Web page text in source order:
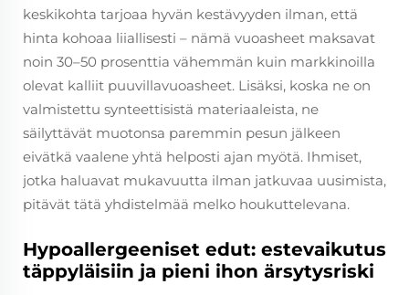
keskikohta tarjoaa hyvän kestävyyden ilman, että
hinta kohoaa liiallisesti – nämä vuoasheet maksavat
noin 30–50 prosenttia vähemmän kuin markkinoilla
olevat kalliit puuvillavuoasheet. Lisäksi, koska ne on
valmistettu synteettisistä materiaaleista, ne
säilyttävät muotonsa paremmin pesun jälkeen
eivätkä vaalene yhtä helposti ajan myötä. Ihmiset,
jotka haluavat mukavuutta ilman jatkuvaa uusimista,
pitävät tätä yhdistelmää melko houkuttelevana.
Hypoallergeeniset edut: estevaikutus
täppyläisiin ja pieni ihon ärsytysriski